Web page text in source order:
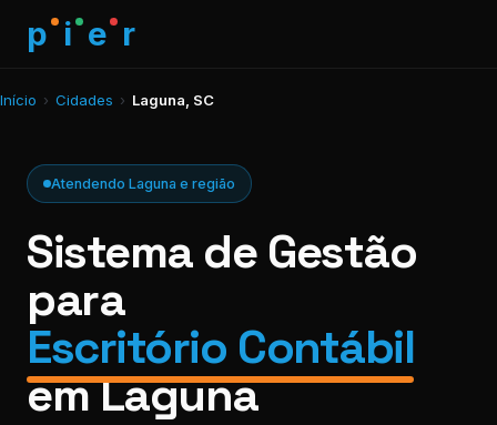
p i e r
Início › Cidades › Laguna, SC
Atendendo Laguna e região
Sistema de Gestão
para
Escritório Contábil
em Laguna